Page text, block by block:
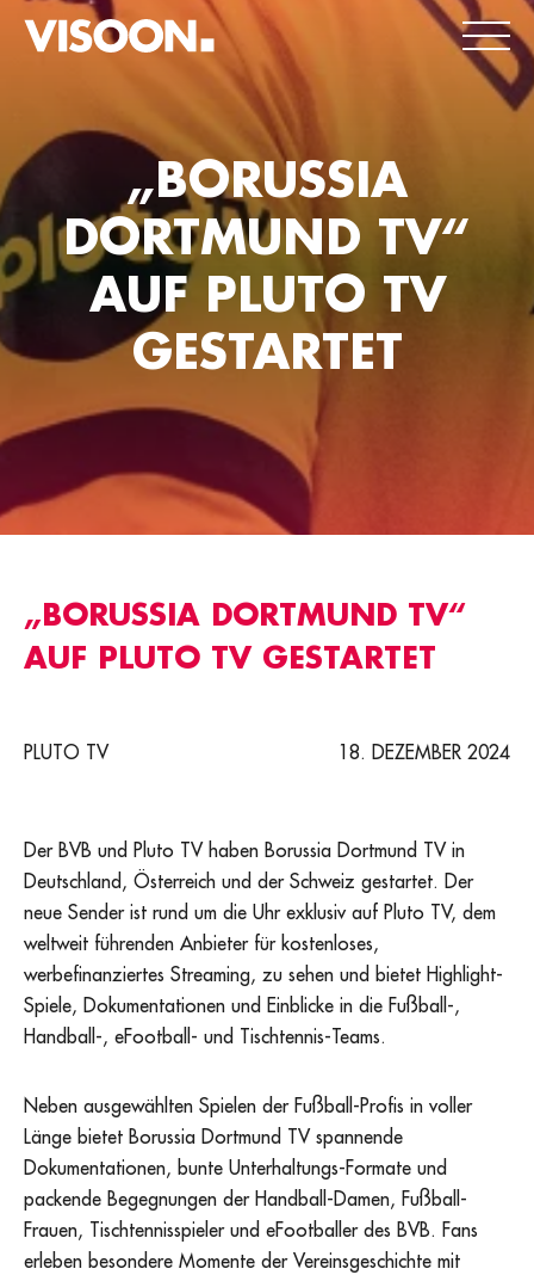
„BORUSSIA
DORTMUND TV“
AUF PLUTO TV
GESTARTET
„BORUSSIA DORTMUND TV“
AUF PLUTO TV GESTARTET
PLUTO TV 18. DEZEMBER 2024
Der BVB und Pluto TV haben Borussia Dortmund TV in
Deutschland, Österreich und der Schweiz gestartet. Der
neue Sender ist rund um die Uhr exklusiv auf Pluto TV, dem
weltweit führenden Anbieter für kostenloses,
werbefinanziertes Streaming, zu sehen und bietet Highlight-
Spiele, Dokumentationen und Einblicke in die Fußball-,
Handball-, eFootball- und Tischtennis-Teams.
Neben ausgewählten Spielen der Fußball-Profis in voller
Länge bietet Borussia Dortmund TV spannende
Dokumentationen, bunte Unterhaltungs-Formate und
packende Begegnungen der Handball-Damen, Fußball-
Frauen, Tischtennisspieler und eFootballer des BVB. Fans
erleben besondere Momente der Vereinsgeschichte mit